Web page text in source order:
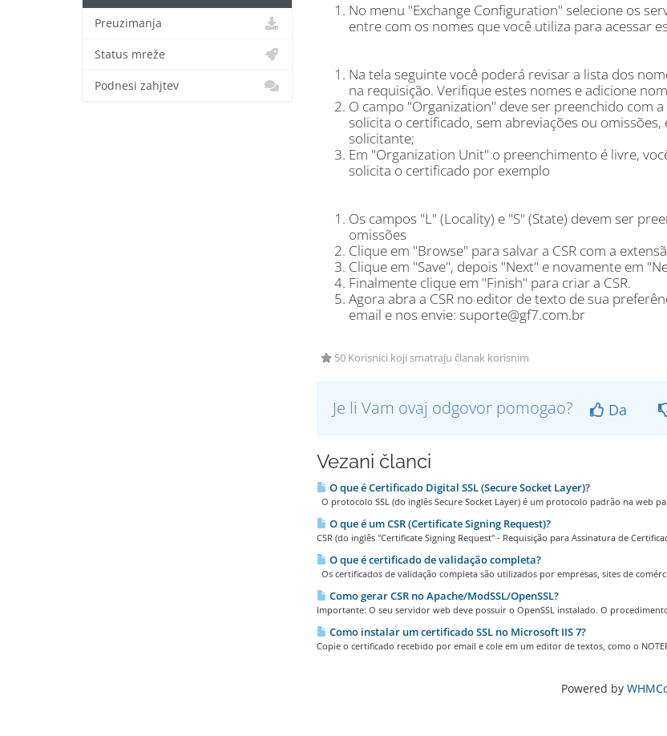
No menu "Exchange Configuration" selecione os
entre com os nomes que você utiliza para acessar
Na tela seguinte você poderá revisar a lista dos
na requisição. Verifique estes nomes e adicione
O campo "Organization" deve ser preenchido com
solicita o certificado, sem abreviações ou
solicitante;
Em "Organization Unit" o preenchimento é livre,
solicita o certificado por exemplo
Os campos "L" (Locality) e "S" (State) devem ser
omissões
Clique em "Browse" para salvar a CSR com a
Clique em "Save", depois "Next" e novamente em
Finalmente clique em "Finish" para criar a CSR.
Agora abra a CSR no editor de texto de sua
email e nos envie: suporte@gf7.com.br
50 Korisnici koji smatraju članak korisnim
Je li Vam ovaj odgovor pomogao? Da
Vezani članci
O que é Certificado Digital SSL (Secure Socket Layer)?
O protocolo SSL (do inglês Secure Socket Layer) é um protocolo padrão na web
O que é um CSR (Certificate Signing Request)?
CSR (do inglês "Certificate Signing Request" - Requisição para Assinatura de
O que é certificado de validação completa?
Os certificados de validação completa são utilizados por empresas, sites de
Como gerar CSR no Apache/ModSSL/OpenSSL?
Importante: O seu servidor web deve possuir o OpenSSL instalado. O
Como instalar um certificado SSL no Microsoft IIS 7?
Copie o certificado recebido por email e cole em um editor de textos, como o
Powered by
Preuzimanja
Status mreže
Podnesi zahjtev